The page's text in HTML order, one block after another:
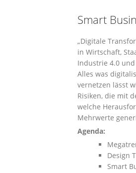
Smart
„Digitale
in Wirtschaft,
Industrie 4.0
Alles was
vernetzen lässt
Risiken, die mit
welche
Mehrwerte
Agenda:
Design
Smart